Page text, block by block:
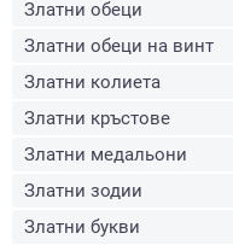
Златни обеци
Златни обеци на винт
Златни колиета
Златни кръстове
Златни медальони
Златни зодии
Златни букви